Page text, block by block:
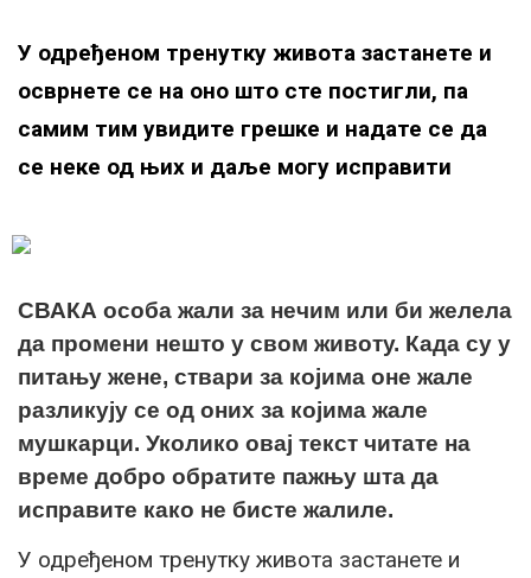
У одређеном тренутку живота застанете и
осврнете се на оно што сте постигли, па
самим тим увидите грешке и надате се да
се неке од њих и даље могу исправити
СВАКА особа жали за нечим или би желела
да промени нешто у свом животу. Када су у
питању жене, ствари за којима оне жале
разликују се од оних за којима жале
мушкарци. Уколико овај текст читате на
време добро обратите пажњу шта да
исправите како не бисте жалиле.
У одређеном тренутку живота застанете и